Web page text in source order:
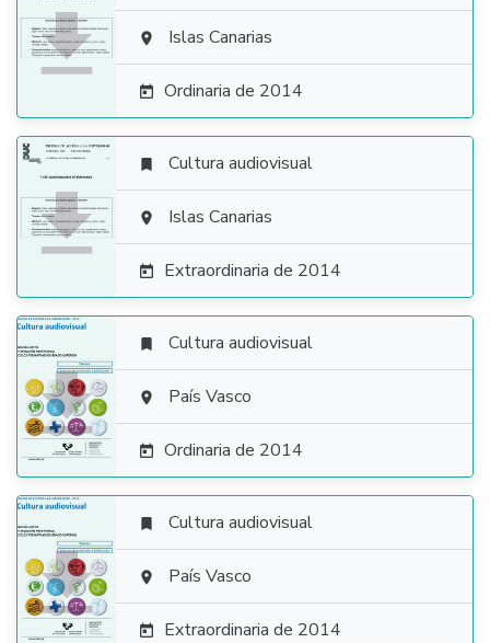
  Islas Canarias
 Ordinaria de 2014

 Cultura audiovisual
 Islas Canarias
 Extraordinaria de 2014

 Cultura audiovisual
 País Vasco
 Ordinaria de 2014

 Cultura audiovisual
 País Vasco
 Extraordinaria de 2014